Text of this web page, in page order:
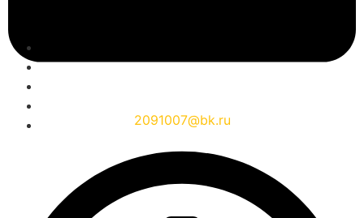
2091007@bk.ru